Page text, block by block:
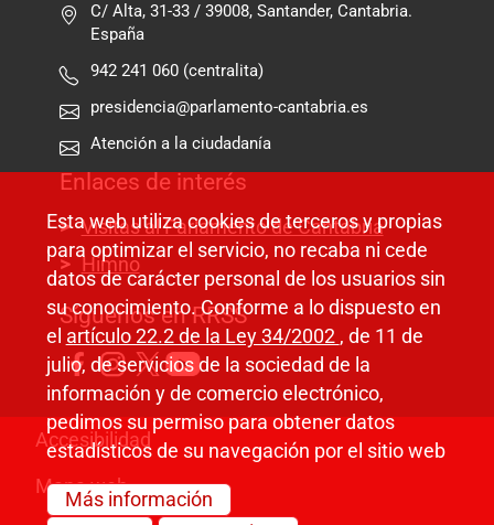
C/ Alta, 31-33 / 39008, Santander, Cantabria.
España
942 241 060 (centralita)
presidencia@parlamento-cantabria.es
Atención a la ciudadanía
Enlaces de interés
Visitas al Parlamento de Cantabria
Himno
Síguenos en RRSS
Pie de página
Accesibilidad
Mapa web
Esta web utiliza cookies de terceros y propias
para optimizar el servicio, no recaba ni cede
datos de carácter personal de los usuarios sin
su conocimiento. Conforme a lo dispuesto en
el artículo 22.2 de la Ley 34/2002 , de 11 de
julio, de servicios de la sociedad de la
información y de comercio electrónico,
pedimos su permiso para obtener datos
estadísticos de su navegación por el sitio web
Más información